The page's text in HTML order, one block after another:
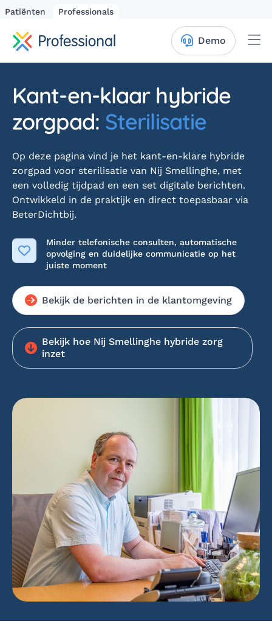
Patiënten Professionals
Demo
Kant-en-klaar hybride
zorgpad: Sterilisatie
Op deze pagina vind je het kant-en-klare hybride
zorgpad voor sterilisatie van Nij Smellinghe, met
een volledig tijdpad en een set digitale berichten.
Ontwikkeld in de praktijk en direct toepasbaar via
BeterDichtbij.
Minder telefonische consulten, automatische
opvolging en duidelijke communicatie op het
juiste moment
Bekijk de berichten in de klantomgeving
Bekijk hoe Nij Smellinghe hybride zorg
inzet